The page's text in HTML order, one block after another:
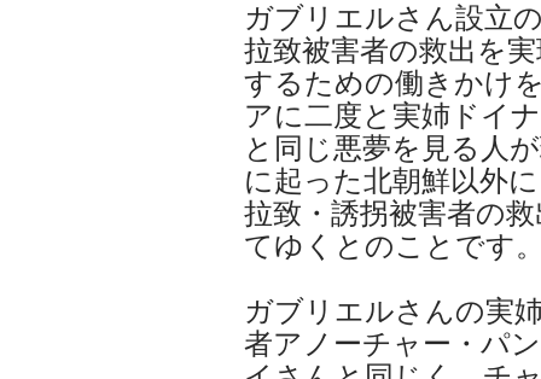
ガブリエルさん設立
拉致被害者の救出を
するための働きかけ
アに二度と実姉ドイ
と同じ悪夢を見る人
に起った北朝鮮以外
拉致・誘拐被害者の
てゆくとのことです
ガブリエルさんの実
者アノーチャー・パ